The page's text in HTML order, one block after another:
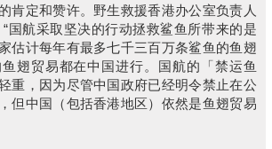
肯定和赞许。野生救援香港办公室负责人
国航采取坚决的行动拯救鲨鱼所带来的是
估计每年有最多七千三百万条鲨鱼的鱼翅
翅贸易都在中国进行。国航的「禁运鱼
重，因为尽管中国政府已经明令禁止在公
但中国（包括香港地区）依然是鱼翅贸易